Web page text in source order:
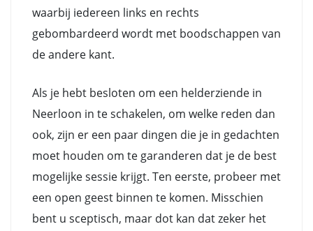
waarbij iedereen links en rechts
gebombardeerd wordt met boodschappen van
de andere kant.
Als je hebt besloten om een helderziende in
Neerloon in te schakelen, om welke reden dan
ook, zijn er een paar dingen die je in gedachten
moet houden om te garanderen dat je de best
mogelijke sessie krijgt. Ten eerste, probeer met
een open geest binnen te komen. Misschien
bent u sceptisch, maar dot kan dat zeker het